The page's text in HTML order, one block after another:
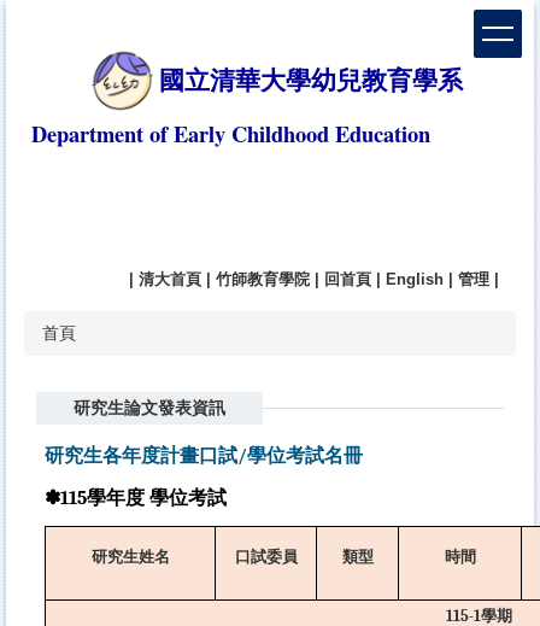
國立清華大學幼兒教育學系
Department of Early Childhood Education
清大首頁| 竹師教育學院| 回首頁| English| 管理|
首頁
研究生論文發表資訊
研究生各年度計畫口試/學位考試名冊
✽115學年度 學位考試
研究生姓名 口試委員 類型 時間
115-1學期